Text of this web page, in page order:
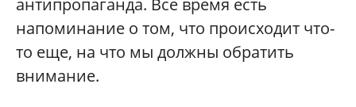
антипропаганда. Все время есть
напоминание о том, что происходит что-
то еще, на что мы должны обратить
внимание.